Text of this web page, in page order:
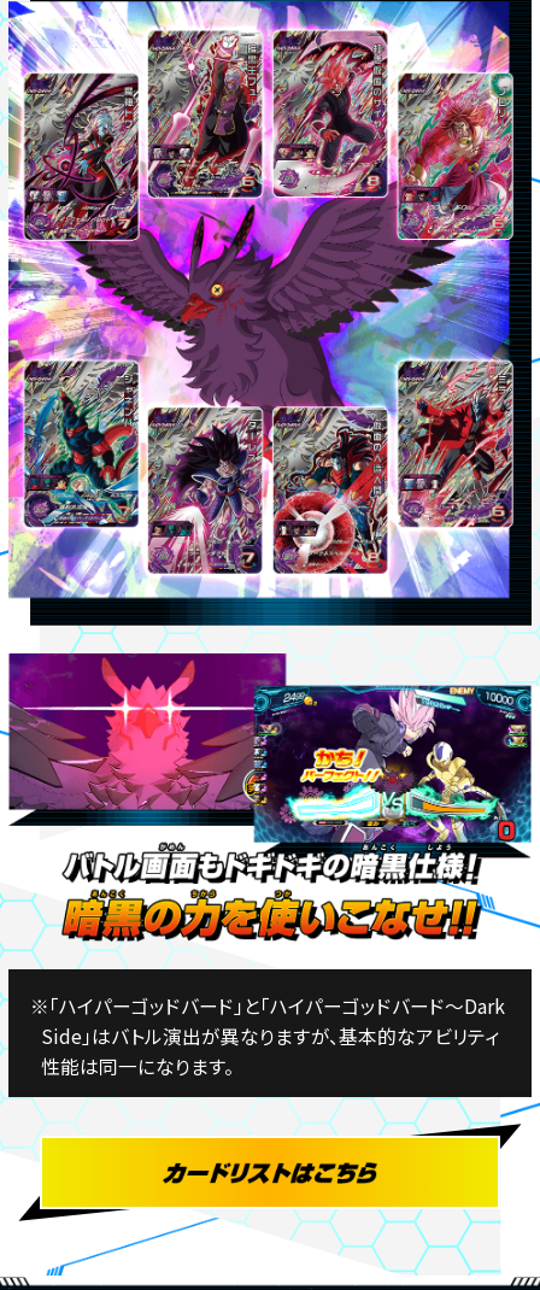
※「ハイパーゴッドバード」と「ハイパーゴッドバード～Dark
Side」はバトル演出が異なりますが、基本的なアビリティ
性能は同一になります。